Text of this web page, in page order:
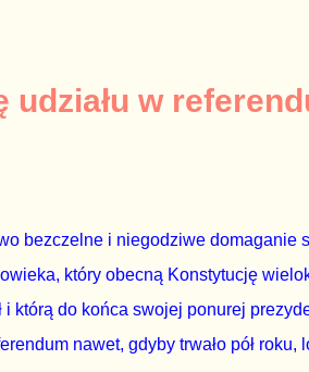
i Hiszpanii, ale – uwaga – z roku
chciało mu przejść przez gardło
2015. Bardzo to małe i smutne –
udziału w
bezczelne i niegodziwe domaganie
który obecną Konstytucję
i którą do końca swojej ponurej
nawet, gdyby trwało pół roku,